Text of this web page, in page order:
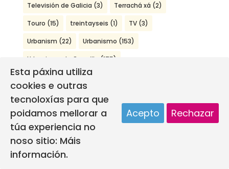
Televisión de Galicia (3) Terrachá xá (2)
Touro (15) treintayseis (1) TV(3)
Urbanism (22) Urbanismo (153)
Urbanismo de Guerrilla (175)
Urbanismo táctico(129)
Verín (5)
Vilagarcía (28) Village(22) Vimianzo (12)
Virtual(51) Vía Láctea Comunicación
Workshops
Esta páxina utiliza
cookies e outras
tecnoloxías para que
poidamos mellorar a
túa experiencia no
noso sitio: Máis
información.
Acepto Rechazar